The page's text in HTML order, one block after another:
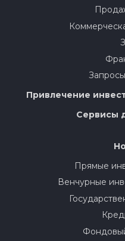
Привлечение
Сервисы
Прямые
Венчурные